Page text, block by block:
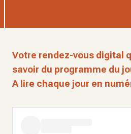
Votre rendez-vous digital
savoir du programme du
A lire chaque jour en